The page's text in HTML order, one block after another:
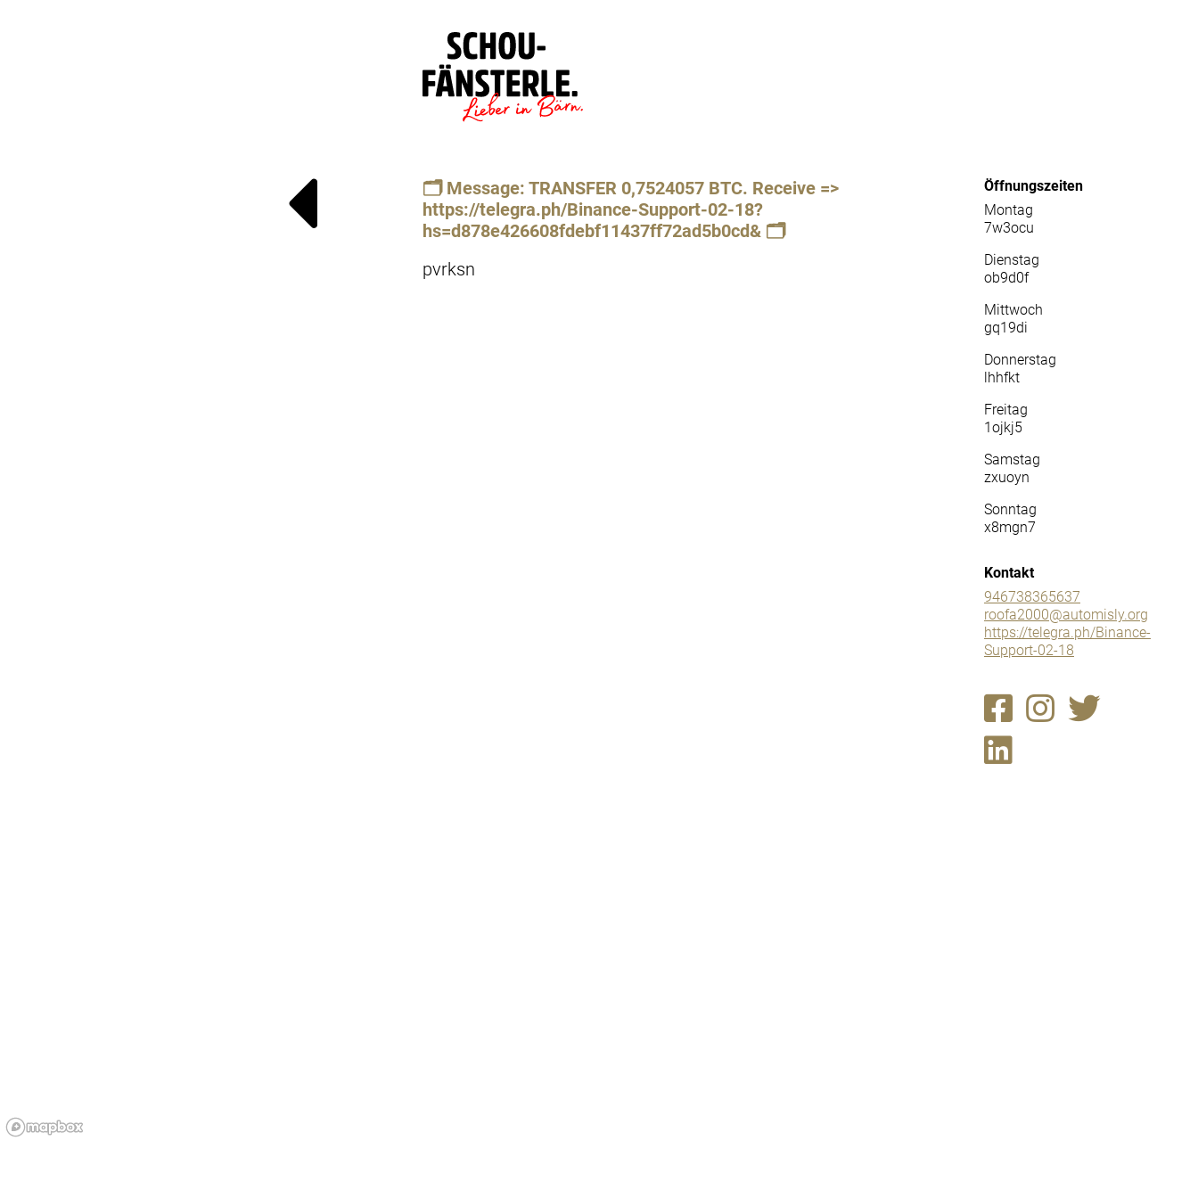
Läde Specials
🗂 Message: TRANSFER 0,7524057 BTC. Receive =>
https://telegra.ph/Binance-Support-02-18?
hs=d878e426608fdebf11437ff72ad5b0cd& 🗂
pvrksn
Öffnungszeiten
Montag
7w3ocu
Dienstag
ob9d0f
Mittwoch
gq19di
Donnerstag
lhhfkt
Freitag
1ojkj5
Samstag
zxuoyn
Sonntag
x8mgn7
Kontakt
946738365637
roofa2000@automisly.org
https://telegra.ph/Binance-
Support-02-18